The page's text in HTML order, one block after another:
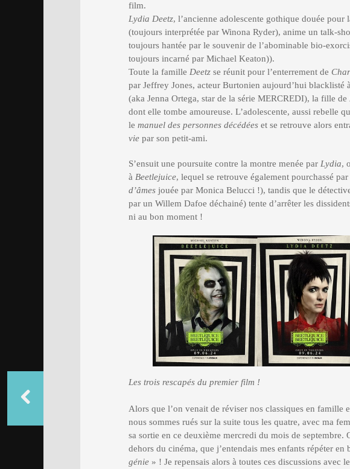
film.
Lydia Deetz, l’ancienne adolescente gothique douée pour
(toujours interprétée par Winona Ryder), anime un talk-
toujours hantée par le souvenir de l’abominable bio-
toujours incarné par Michael Keaton)).
Toute la famille Deetz se réunit pour l’enterrement de
par Jeffrey Jones, acteur Burtonien aujourd’hui blacklisté
(aka Jenna Ortega, star de la série MERCREDI), la fille de
dont elle tombe amoureuse. L’adolescente, aussi rebelle
le manuel des personnes décédées et se retrouve alors
vie par son petit-ami.
S’ensuit une poursuite contre la montre menée par Lydia,
à Beetlejuice, lequel se retrouve également pourchassé
d’âmes jouée par Monica Belucci !), tandis que le
par un Willem Dafoe déchainé) tente d’arrêter les
ni au bon moment !
Les trois rescapés du premier film !
Alors que l’on venait de réviser nos classiques en famille
nous sommes rués sur la suite tous les quatre, avec ma
sa sortie en ce deuxième mercredi du mois de septembre.
dehors du cinéma, que j’entendais mes enfants répéter en
génie » ! Je repensais alors à toutes ces discussions avec